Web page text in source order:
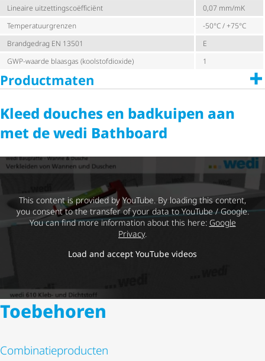
Lineaire uitzet­tings­co­ëf­fi­ciënt
0,07 mm/mK
Tempe­ra­tuur­grenzen
-50°C / +75°C
Brandgedrag EN 13501
E
GWP-waarde blaasgas (kool­stof­di­oxide)
1
Productmaten
Kleed douches en badkuipen aan
met de wedi Bathboard
This content is provided by YouTube. By loading this content,
you consent to the transfer of your data to YouTube / Google.
You can find more information about this here: Google
Privacy.
Load and accept YouTube videos
Toebehoren
Combi­na­tie­pro­ducten